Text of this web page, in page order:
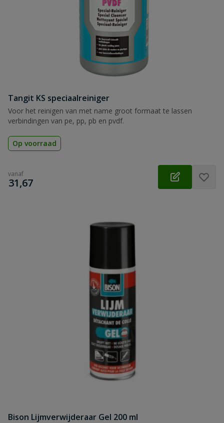
Tangit KS speciaalreiniger
Voor het reinigen van met name groot formaat te lassen
verbindingen van pe, pp, pb en pvdf.
Op voorraad
vanaf
€
31,67
Bison Lijmverwijderaar Gel 200 ml